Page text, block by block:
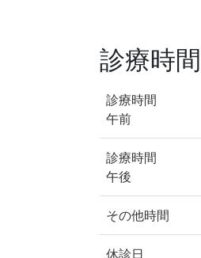
診療時間
診療時間
午前
診療時間
午後
その他時間
休診日